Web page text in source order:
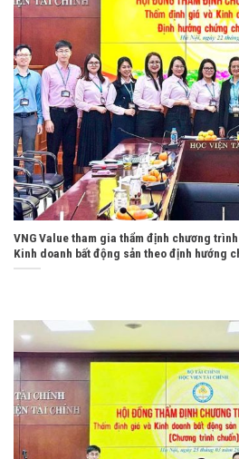
VNG Value tham gia thẩm định chương
Kinh doanh bất động sản theo định hướng